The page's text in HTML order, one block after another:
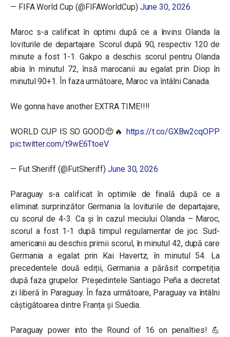
— FIFA World Cup (@FIFAWorldCup) June 30, 2026
Maroc s-a calificat în optimi după ce a învins Olanda la
loviturile de departajare. Scorul după 90, respectiv 120 de
minute a fost 1-1. Gakpo a deschis scorul pentru Olanda
abia în minutul 72, însă marocanii au egalat prin Diop în
minutul 90+1. În faza următoare, Maroc va întâlni Canada.
We gonna have another EXTRA TIME!!!!
WORLD CUP IS SO GOOD😍🔥 https://t.co/GXBw2cqOPP
pic.twitter.com/t9wE6TtoeV
— Fut Sheriff (@FutSheriff) June 30, 2026
Paraguay s-a calificat în optimile de finală după ce a
eliminat surprinzător Germania la loviturile de departajare,
cu scorul de 4-3. Ca și în cazul meciului Olanda – Maroc,
scorul a fost 1-1 după timpul regulamentar de joc. Sud-
americanii au deschis primii scorul, în minutul 42, după care
Germania a egalat prin Kai Havertz, în minutul 54. La
precedentele două ediții, Germania a părăsit competiția
după faza grupelor. Președintele Santiago Peña a decretat
zi liberă în Paraguay. În faza următoare, Paraguay va întâlni
câștigătoarea dintre Franța și Suedia.
Paraguay power into the Round of 16 on penalties! 💪